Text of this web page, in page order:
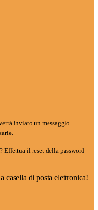
inviato un messaggio
Effettua il reset della password
casella di posta elettronica!